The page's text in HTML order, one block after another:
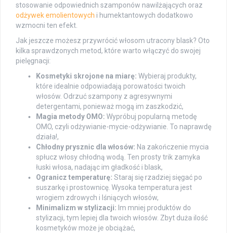
stosowanie odpowiednich szamponów nawilżających oraz
odżywek emolientowych i humektantowych dodatkowo
wzmocni ten efekt.
Jak jeszcze możesz przywrócić włosom utracony blask? Oto
kilka sprawdzonych metod, które warto włączyć do swojej
pielęgnacji:
Kosmetyki skrojone na miarę: Wybieraj produkty,
które idealnie odpowiadają porowatości twoich
włosów. Odrzuć szampony z agresywnymi
detergentami, ponieważ mogą im zaszkodzić,
Magia metody OMO: Wypróbuj popularną metodę
OMO, czyli odżywianie-mycie-odżywianie. To naprawdę
działa!,
Chłodny prysznic dla włosów: Na zakończenie mycia
spłucz włosy chłodną wodą. Ten prosty trik zamyka
łuski włosa, nadając im gładkość i blask,
Ogranicz temperaturę: Staraj się rzadziej sięgać po
suszarkę i prostownicę. Wysoka temperatura jest
wrogiem zdrowych i lśniących włosów,
Minimalizm w stylizacji: Im mniej produktów do
stylizacji, tym lepiej dla twoich włosów. Zbyt duża ilość
kosmetyków może je obciążać,